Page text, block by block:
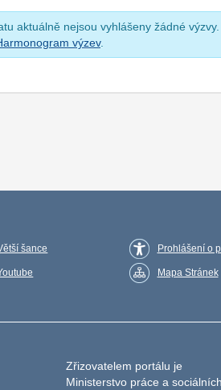
aktuálně nejsou vyhlášeny žádné výzvy.
výzev.
šance Prohlášení o
Mapa Stránek
Zřizovatelem portálu je
Ministerstvo práce a